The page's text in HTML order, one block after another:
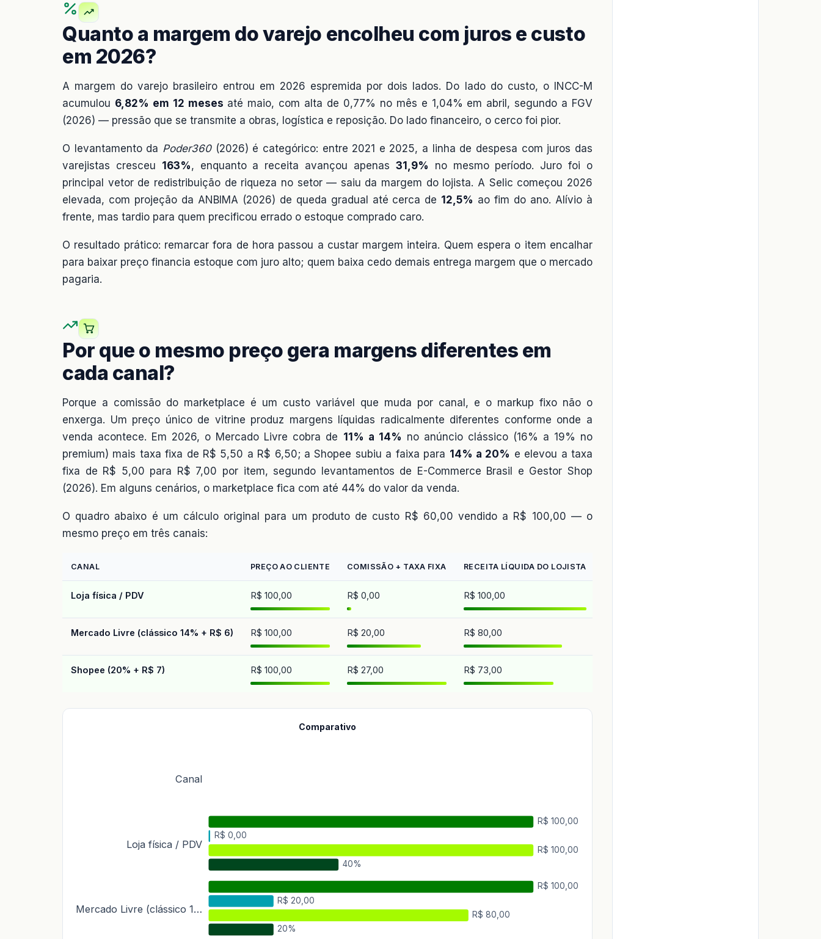
Quanto a margem do varejo encolheu com juros e custo
em 2026?
A margem do varejo brasileiro entrou em 2026 espremida por dois lados. Do lado do custo, o INCC-M
acumulou 6,82% em 12 meses até maio, com alta de 0,77% no mês e 1,04% em abril, segundo a FGV
(2026) — pressão que se transmite a obras, logística e reposição. Do lado financeiro, o cerco foi pior.
O levantamento da Poder360(2026) é categórico: entre 2021 e 2025, a linha de despesa com juros das
varejistas cresceu 163%, enquanto a receita avançou apenas 31,9% no mesmo período. Juro foi o
principal vetor de redistribuição de riqueza no setor — saiu da margem do lojista. A Selic começou 2026
elevada, com projeção da ANBIMA (2026) de queda gradual até cerca de 12,5% ao fim do ano. Alívio à
frente, mas tardio para quem precificou errado o estoque comprado caro.
O resultado prático: remarcar fora de hora passou a custar margem inteira. Quem espera o item encalhar
para baixar preço financia estoque com juro alto; quem baixa cedo demais entrega margem que o mercado
pagaria.
Por que o mesmo preço gera margens diferentes em
cada canal?
Porque a comissão do marketplace é um custo variável que muda por canal, e o markup fixo não o
enxerga. Um preço único de vitrine produz margens líquidas radicalmente diferentes conforme onde a
venda acontece. Em 2026, o Mercado Livre cobra de 11% a 14% no anúncio clássico (16% a 19% no
premium) mais taxa fixa de R$ 5,50 a R$ 6,50; a Shopee subiu a faixa para 14% a 20% e elevou a taxa
fixa de R$ 5,00 para R$ 7,00 por item, segundo levantamentos de E-Commerce Brasil e Gestor Shop
(2026). Em alguns cenários, o marketplace fica com até 44% do valor da venda.
O quadro abaixo é um cálculo original para um produto de custo R$ 60,00 vendido a R$ 100,00 — o
mesmo preço em três canais:
CANAL PREÇO AO CLIENTE COMISSÃO + TAXA FIXA RECEITA LÍQUIDA DO LOJISTA
Loja física / PDV R$ 100,00 R$ 0,00 R$ 100,00
Mercado Livre (clássico 14% + R$ 6) R$ 100,00 R$ 20,00 R$ 80,00
Shopee (20% + R$ 7) R$ 100,00 R$ 27,00 R$ 73,00
Comparativo
Canal
Loja física / PDV
R$ 100,00
R$ 0,00
R$ 100,00
40%
Mercado Livre (clássico 1…
R$ 100,00
R$ 20,00
R$ 80,00
20%